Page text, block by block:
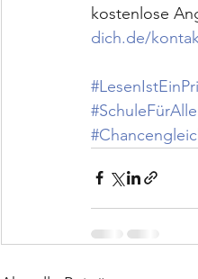
kostenlose
dich.de/
#SchuleFürAlle